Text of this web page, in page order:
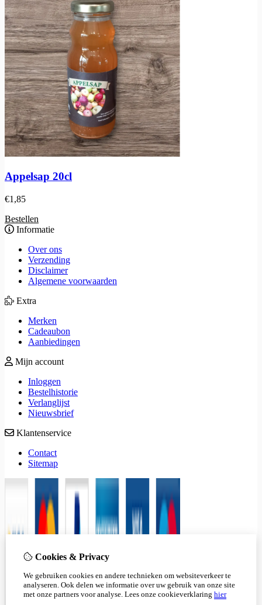
Appelsap 20cl
€1,85
Bestellen
Informatie
Over ons
Verzending
Disclaimer
Algemene voorwaarden
Extra
Merken
Cadeaubon
Aanbiedingen
Mijn account
Inloggen
Bestelhistorie
Verlanglijst
Nieuwsbrief
Klantenservice
Contact
Sitemap
Cookies & Privacy
We gebruiken cookies en andere technieken om websiteverkeer te
analyseren. Ook delen we informatie over uw gebruik van onze site
met onze partners voor analyse. Lees onze cookieverklaring hier